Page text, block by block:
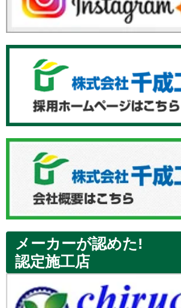
メーカーが認めた!
認定施工店